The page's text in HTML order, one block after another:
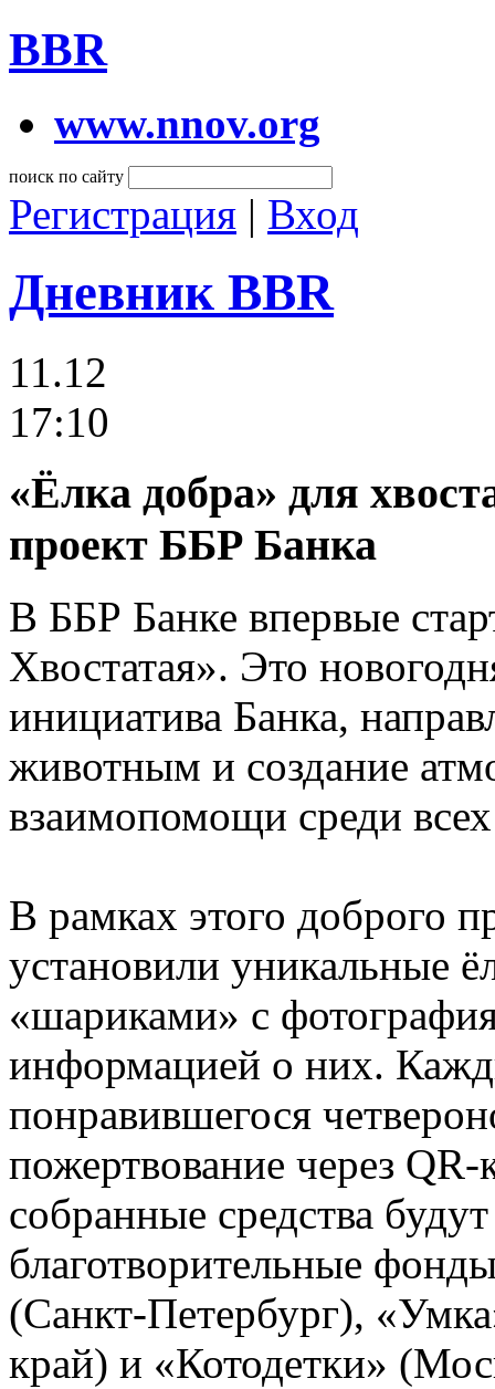
BBR
www.nnov.org
поиск по сайту
Регистрация | Вход
Дневник BBR
11.12
17:10
«Ёлка добра» для
проект ББР Банка
В ББР Банке впервые
Хвостатая». Это
инициатива Банка,
животным и создание
взаимопомощи среди
В рамках этого доброго
установили уникальные
«шариками» с
информацией о них.
понравившегося
пожертвование через
собранные средства
благотворительные
(Санкт-Петербург),
край) и «Котодетки»